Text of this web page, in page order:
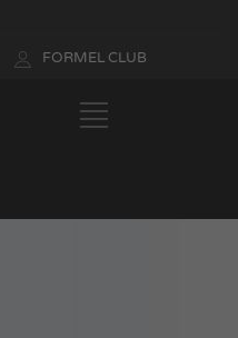
FORMEL CLUB